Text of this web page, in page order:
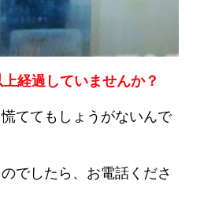
経過していませんか？
ててもしょうがないんで
でしたら、お電話くださ